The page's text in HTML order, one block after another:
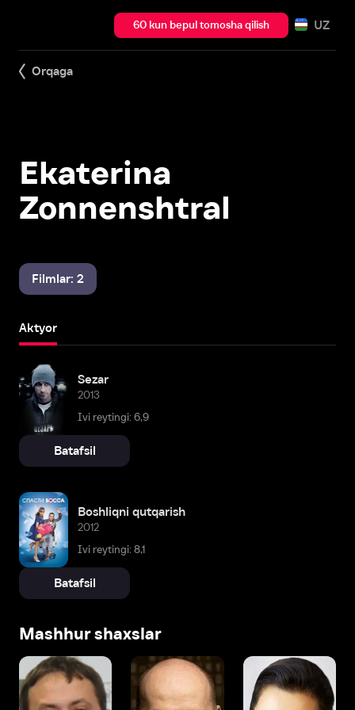
60 kun bepul tomosha qilish UZ
Orqaga
Ekaterina
Zonnenshtral
Filmlar: 2
Aktyor
Sezar
2013
Ivi reytingi: 6,9
Batafsil
Boshliqni qutqarish
2012
Ivi reytingi: 8,1
Batafsil
Mashhur shaxslar